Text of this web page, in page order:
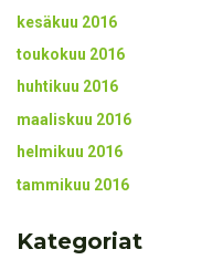
kesäkuu 2016
toukokuu 2016
huhtikuu 2016
maaliskuu 2016
helmikuu 2016
tammikuu 2016
Kategoriat